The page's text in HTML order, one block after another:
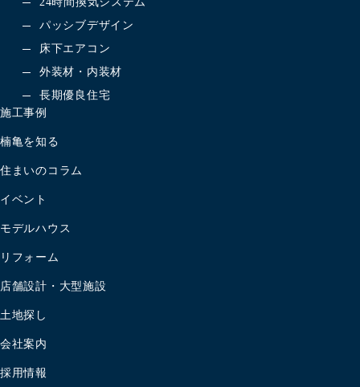
パッシブデザイン
床下エアコン
外装材・内装材
長期優良住宅
施工事例
楠亀を知る
住まいのコラム
イベント
モデルハウス
リフォーム
店舗設計・大型施設
土地探し
会社案内
採用情報